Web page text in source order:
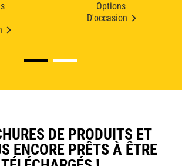
Options
D'occasion
DE PRODUITS ET
ENCORE PRÊTS À ÊTRE